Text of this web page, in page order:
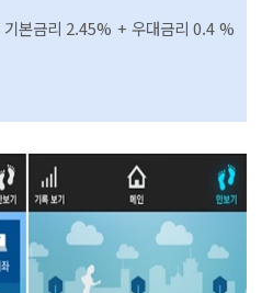
기본금리 2.45% + 우대금리 0.4 %